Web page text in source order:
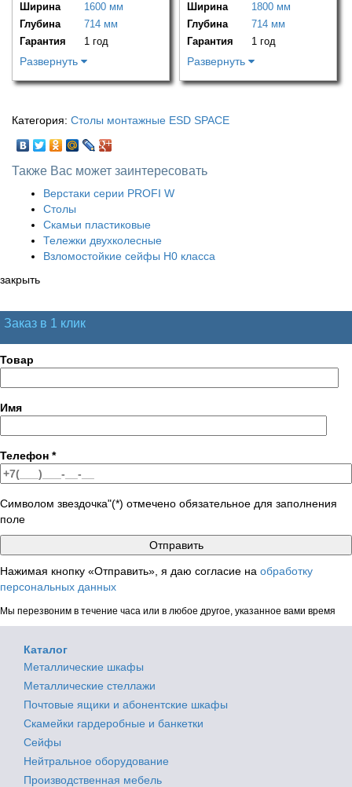
Ширина
1600 мм
Глубина
714 мм
Гарантия
1 год
Развернуть
Ширина
1800 мм
Глубина
714 мм
Гарантия
1 год
Развернуть
Категория: Столы монтажные ESD SPACE
Также Вас может заинтересовать
Верстаки серии PROFI W
Столы
Скамьи пластиковые
Тележки двухколесные
Взломостойкие сейфы H0 класса
закрыть
Заказ в 1 клик
Товар
Имя
Телефон *
Символом звездочка"(*) отмечено обязательное для заполнения
поле
Нажимая кнопку «Отправить», я даю согласие на обработку
персональных данных
Мы перезвоним в течение часа или в любое другое, указанное вами время
Каталог
Металлические шкафы
Металлические стеллажи
Почтовые ящики и абонентские шкафы
Скамейки гардеробные и банкетки
Сейфы
Нейтральное оборудование
Производственная мебель